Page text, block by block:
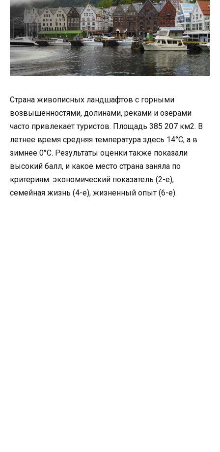
Страна живописных ландшафтов с горными
возвышенностями, долинами, реками и озерами
часто привлекает туристов. Площадь 385 207 км2. В
летнее время средняя температура здесь 14°С, а в
зимнее 0°С. Результаты оценки также показали
высокий балл, и какое место страна заняла по
критериям: экономический показатель (2-е),
семейная жизнь (4-е), жизненный опыт (6-е).